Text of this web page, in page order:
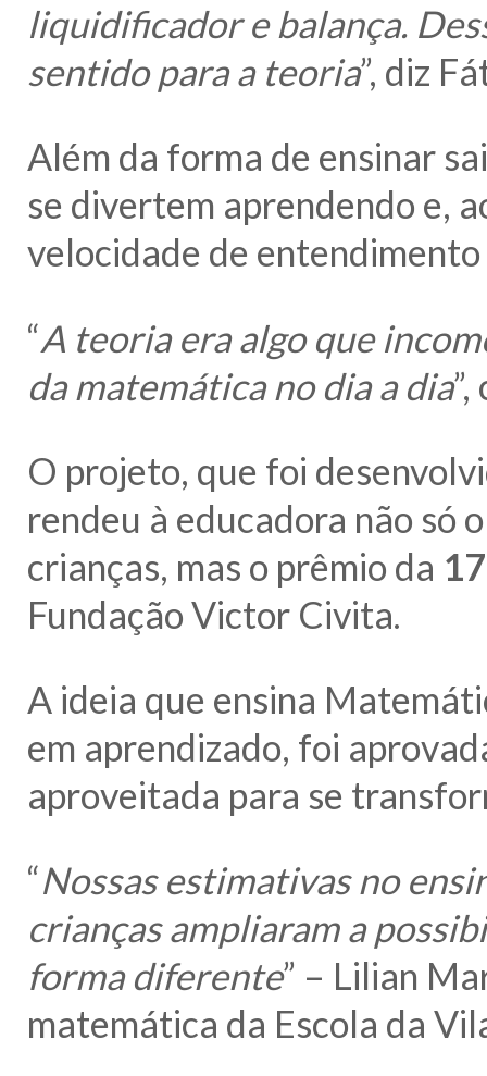
liquidificador e balança.
sentido para a teoria”, diz
Além da forma de ensinar
se divertem aprendendo e,
velocidade de entendimento
“A teoria era algo que
da matemática no dia a dia
O projeto, que foi
rendeu à educadora não só
crianças, mas o prêmio da
Fundação Victor Civita.
A ideia que ensina
em aprendizado, foi
aproveitada para se
“Nossas estimativas no
crianças ampliaram a
forma diferente” – Lilian
matemática da Escola da